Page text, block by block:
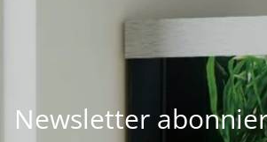
Newsletter